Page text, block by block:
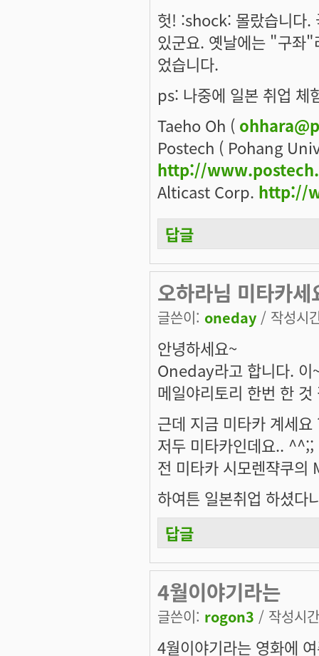
헛! :shock: 몰랐습니다.
있군요. 옛날에는 "구좌"
었습니다.
ps: 나중에 일본 취업
Taeho Oh (
Postech ( Pohang
http://
Alticast Corp. http://
답글
오하라님 미타카
글쓴이: oneday / 작성시
안녕하세요~
Oneday라고 합니다.
메일야리토리 한번 한
근데 지금 미타카 계세요
저두 미타카인데요.. ^^;;
전 미타카 시모렌쟉쿠의
하여튼 일본취업 하셨다
답글
4월이야기라는
글쓴이: rogon3 / 작성시
4월이야기라는 영화에